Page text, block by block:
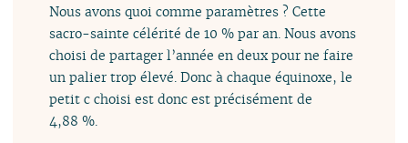
Nous avons quoi comme paramètres ? Cette
sacro-sainte célérité de 10 % par an. Nous avons
choisi de partager l’année en deux pour ne faire
un palier trop élevé. Donc à chaque équinoxe, le
petit c choisi est donc est précisément de
4,88 %.